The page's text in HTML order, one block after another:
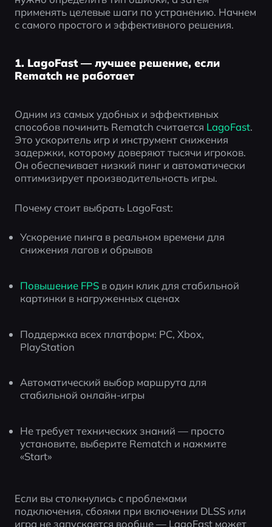
применять целевые шаги по устранению. Начнем
с самого простого и эффективного решения.
1. LagoFast — лучшее решение, если
Rematch не работает
Одним из самых удобных и эффективных
способов починить Rematch считается LagoFast.
Это ускоритель игр и инструмент снижения
задержки, которому доверяют тысячи игроков.
Он обеспечивает низкий пинг и автоматически
оптимизирует производительность игры.
Почему стоит выбрать LagoFast:
Ускорение пинга в реальном времени для
снижения лагов и обрывов
Повышение FPS в один клик для стабильной
картинки в нагруженных сценах
Поддержка всех платформ: PC, Xbox,
PlayStation
Автоматический выбор маршрута для
стабильной онлайн-игры
Не требует технических знаний — просто
установите, выберите Rematch и нажмите
«Start»
Если вы столкнулись с проблемами
подключения, сбоями при включении DLSS или
игра не запускается вообще — LagoFast может